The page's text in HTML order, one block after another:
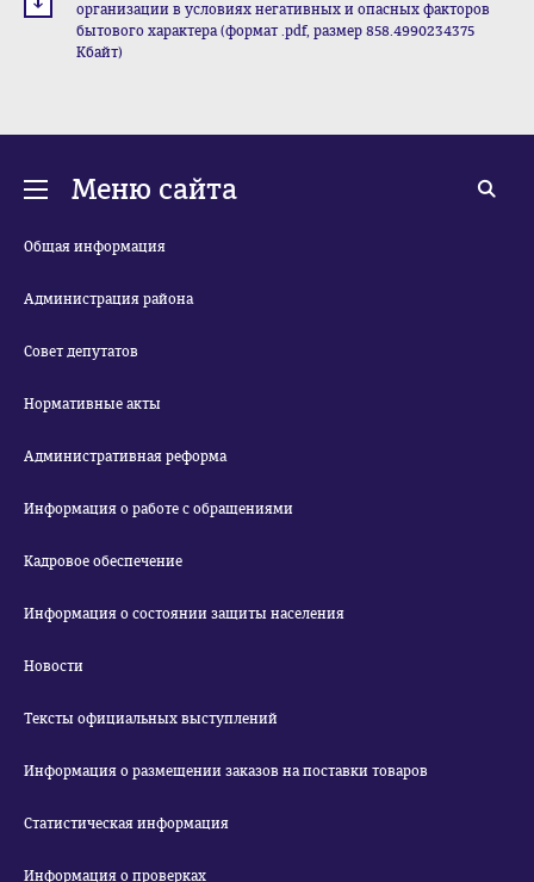
организации в условиях негативных и опасных факторов
бытового характера (формат .pdf, размер 858.4990234375
Кбайт)
Меню сайта
Общая информация
Администрация района
Совет депутатов
Нормативные акты
Административная реформа
Информация о работе с обращениями
Кадровое обеспечение
Информация о состоянии защиты населения
Новости
Тексты официальных выступлений
Информация о размещении заказов на поставки товаров
Статистическая информация
Информация о проверках